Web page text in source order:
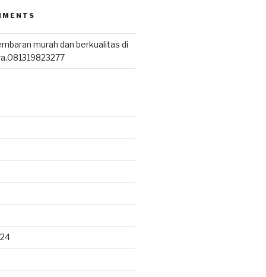
murah dan berkualitas di